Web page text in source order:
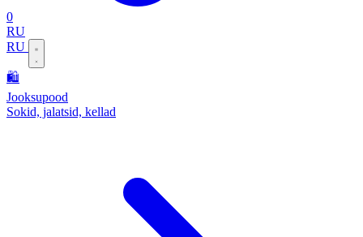
0
RU
RU
🛍️
Jooksupood
Sokid, jalatsid, kellad